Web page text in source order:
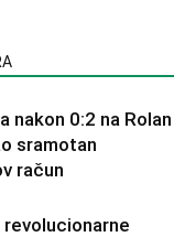
nakon 0:2 na Rolan
sramotan
račun